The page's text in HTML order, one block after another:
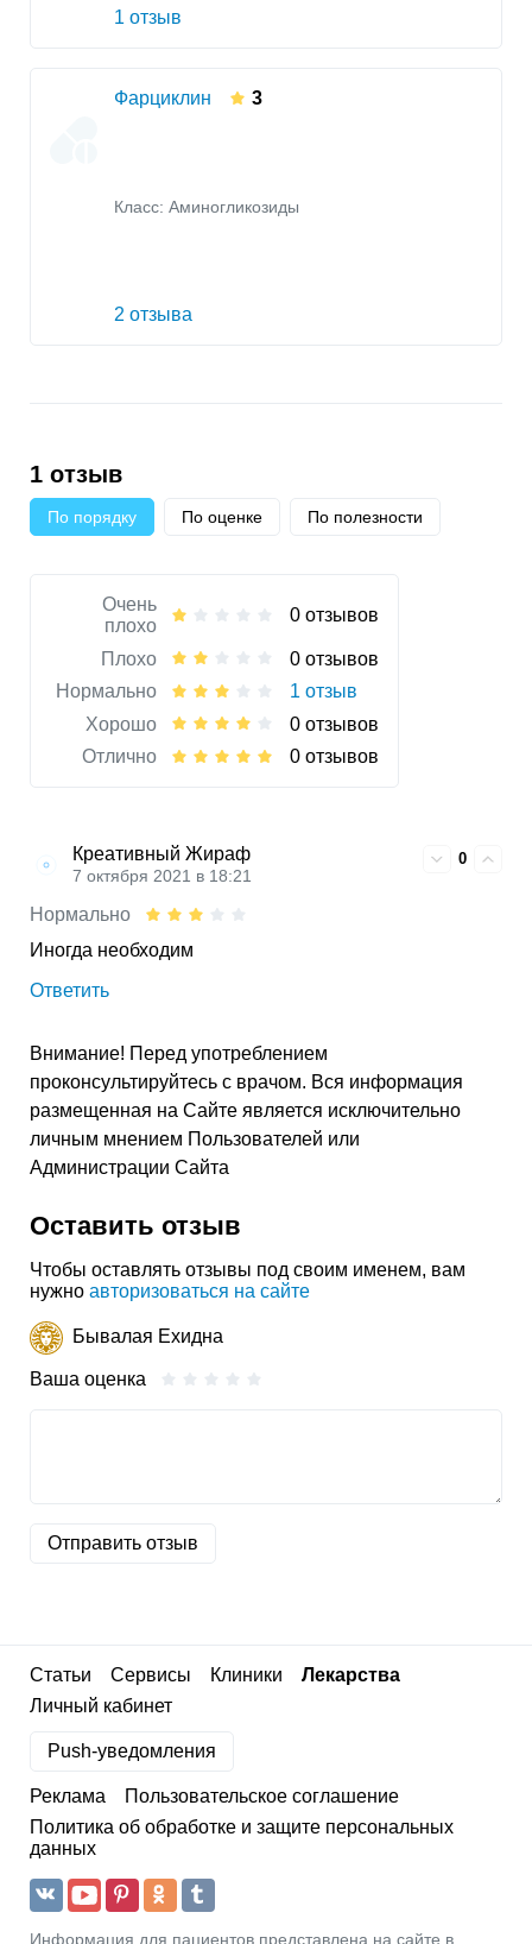
1 отзыв
Фарциклин 3
Класс: Аминогликозиды
2 отзыва
1 отзыв
По порядку По оценке По полезности
Очень
плохо
0 отзывов
Плохо
0 отзывов
Нормально
1 отзыв
Хорошо
0 отзывов
Отлично
0 отзывов
Креативный Жираф
7 октября 2021 в 18:21
0
Нормально
Иногда необходим
Ответить
Внимание! Перед употреблением
проконсультируйтесь с врачом. Вся информация
размещенная на Сайте является исключительно
личным мнением Пользователей или
Администрации Сайта
Оставить отзыв
Чтобы оставлять отзывы под своим именем, вам
нужно авторизоваться на сайте
Бывалая Ехидна
Ваша оценка
Отправить отзыв
Статьи Сервисы Клиники
Лекарства
Личный кабинет
Push-уведомления
Реклама
Пользовательское соглашение
Политика об обработке и защите персональных
данных
Информация для пациентов представлена на сайте в